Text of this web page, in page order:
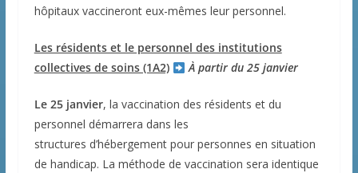
hôpitaux vaccineront eux-mêmes leur personnel.
Les résidents et le personnel des institutions
collectives de soins (1A2)
À partir du 25 janvier
Le 25 janvier, la vaccination des résidents et du
personnel démarrera dans les
structures d’hébergement pour personnes en situation
de handicap. La méthode de vaccination sera identique